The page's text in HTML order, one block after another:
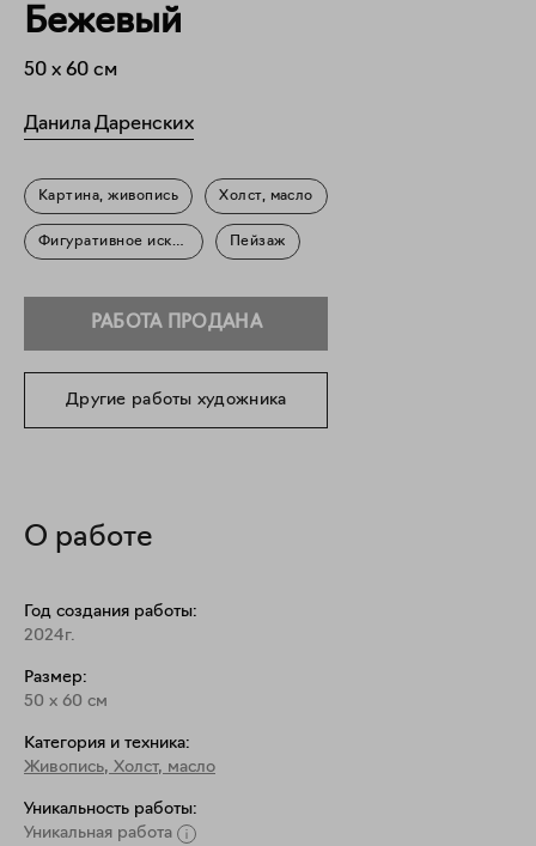
Бежевый
50 x 60 см
Данила Даренских
Картина, живопись Холст, масло
Фигуративное искусство Пейзаж
РАБОТА ПРОДАНА
Другие работы художника
О работе
Год создания работы:
2024г.
Размер:
50 x 60 см
Категория и техника:
Живопись, Холст, масло
Уникальность работы:
Уникальная работа